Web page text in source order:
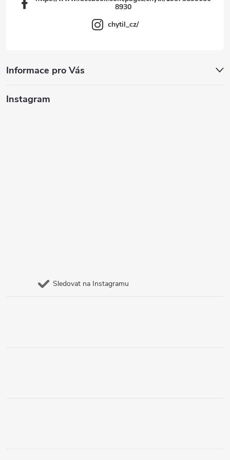
8930
chytil_cz/
Informace pro Vás
Instagram
Sledovat na Instagramu